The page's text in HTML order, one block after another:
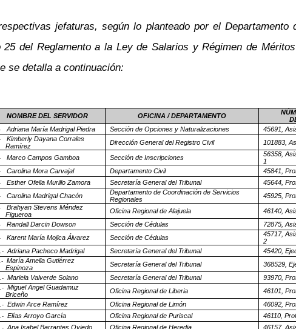
jefaturas, según lo planteado por el
del Reglamento a la Ley de Salarios y Régimen de
se detalla a continuación:
NOMBRE DEL SERVIDOR OFICINA / DEPARTAMENTO
Adriana María Madrigal Piedra Sección de Opciones y Naturalizaciones 45691,
Kimberly Dayana Corrales
Ramírez
Dirección General del Registro Civil 101883,
Marco Campos Gamboa Sección de Inscripciones
56358,
1
Carolina Mora Carvajal Departamento Civil 45841,
Esther Ofelia Murillo Zamora Secretaría General del Tribunal 45644,
Carolina Madrigal Chacón
Departamento de Coordinación de Servicios
Regionales
45925,
Brahyan Stevens Méndez
Figueroa
Oficina Regional de Alajuela 46140,
Randall Darcin Dowson Sección de Cédulas 72875,
Karent María Mojica Álvarez Sección de Cédulas
45717,
2
Adriana Pacheco Madrigal Secretaría General del Tribunal 45420,
María Amelia Gutiérrez
Espinoza
Secretaría General del Tribunal 368529,
Mariela Valverde Solano Secretaría General del Tribunal 93970,
Miguel Ángel Guadamuz
Briceño
Oficina Regional de Liberia 46101,
Edwin Arce Ramírez Oficina Regional de Limón 46092,
Elías Arroyo García Oficina Regional de Puriscal 46110,
Ana Isabel Barrantes Oviedo Oficina Regional de Heredia 46157,